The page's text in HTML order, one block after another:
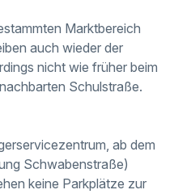
Marktbereich
auch wieder der
nicht wie früher beim
Schulstraße.
ab dem
Schwabenstraße)
keine Parkplätze zur